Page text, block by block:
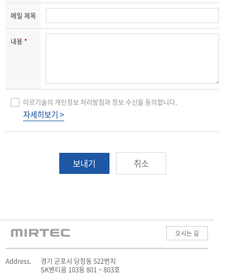
메일 제목
내용 *
미르기술의 개인정보 처리방침과 정보 수신을 동의합니다.
자세히보기 >
보내기 취소
오시는 길
Address.
경기 군포시 당정동 522번지
SK벤티움 103동 801 ~ 803호